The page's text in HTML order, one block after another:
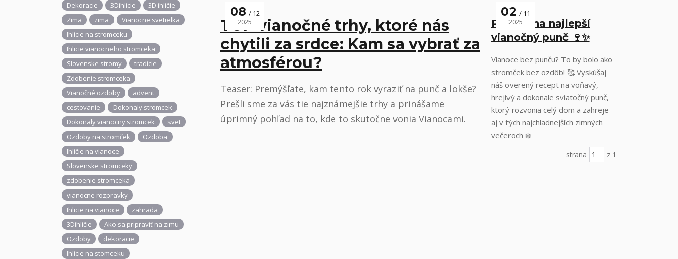
Dekoracie
3Dihlicie
3D ihličie
Zima
zima
Vianocne svetielka
Ihlicie na stromceku
Ihlicie vianocneho stromceka
Slovenske stromy
tradicie
Zdobenie stromceka
Vianočné ozdoby
advent
cestovanie
Dokonaly stromcek
Dokonaly vianocny stromcek
svet
Ozdoby na stromček
Ozdoba
Ihličie na vianoce
Slovenske stromceky
zdobenie stromceka
vianocne rozpravky
Ihlicie na vianoce
zahrada
3Dihličie
Ako sa pripraviť na zimu
Ozdoby
dekoracie
Ihlicie na stomceku
TOP vianočné trhy, ktoré nás
chytili za srdce: Kam sa vybrať za
atmosférou?
08
12
2025
Teaser: Premýšľate, kam tento rok vyraziť na punč a lokše?
Prešli sme za vás tie najznámejšie trhy a prinášame
úprimný pohľad na to, kde to skutočne vonia Vianocami.
Recept na najlepší
vianočný punč 🍷✨
02
11
2025
Vianoce bez punču? To by bolo ako
stromček bez ozdôb! 🥰 Vyskúšaj
náš overený recept na voňavý,
hrejivý a dokonale sviatočný punč,
ktorý rozvonia celý dom a zahreje
aj v tých najchladnejších zimných
večeroch ❄️
strana z 1